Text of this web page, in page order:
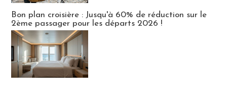
Bon plan croisière : Jusqu'à 60% de réduction sur le
2ème passager pour les départs 2026 !